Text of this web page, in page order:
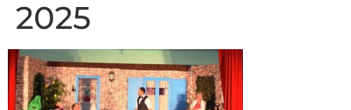
2025